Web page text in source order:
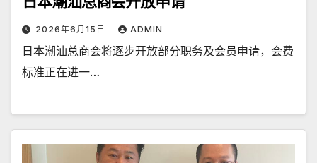
2026年6月15日 ADMIN
日本潮汕总商会将逐步开放部分职务及会员申请，会费
标准正在进一…